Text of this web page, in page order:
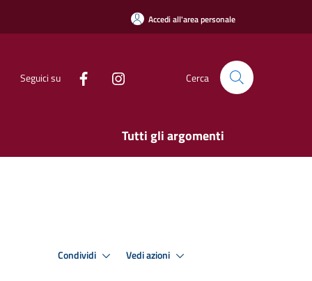
Accedi all'area personale
Seguici su Cerca
Tutti gli argomenti
Condividi Vedi azioni